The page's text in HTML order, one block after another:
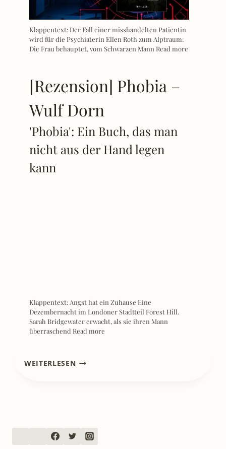
Klappentext: Der Fall einer misshandelten Patientin
wird für die Psychiaterin Ellen Roth zum Alptraum:
Die Frau behauptet, vom Schwarzen Mann Read more
[Rezension] Phobia –
Wulf Dorn
'Phobia': Ein Buch, das man
nicht aus der Hand legen
kann
Klappentext: Angst hat ein Zuhause Eine
Dezembernacht im Londoner Stadtteil Forest Hill.
Sarah Bridgewater erwacht, als sie ihren Mann
überraschend Read more
WEITERLESEN[REZENSION]
CHRISTIAN
LINKER